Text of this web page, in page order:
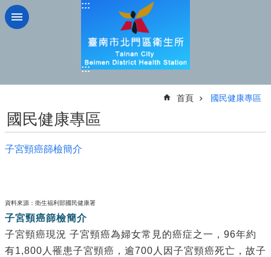
跳到主要內容區塊
:::
:::
首頁 國民健康專區
國民健康專區
子宮頸癌篩檢簡介
資料來源：衛生福利部國民健康署
子宮頸癌篩檢簡介
子宮頸癌現況 子宮頸癌為婦女常見的癌症之一，96年約
有1,800人罹患子宮頸癌，逾700人因子宮頸癌死亡，故子